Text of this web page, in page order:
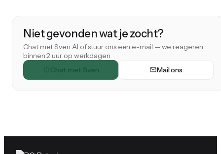
Niet gevonden wat je zocht?
Chat met Sven AI of stuur ons een e-mail — we reageren
binnen 2 uur op werkdagen.
Chat met Sven
Mail ons